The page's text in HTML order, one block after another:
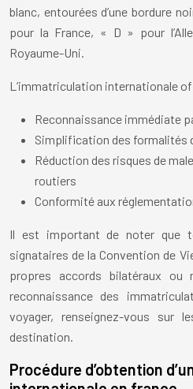
blanc, entourées d’une bordure
pour la France, « D » pour
Royaume-Uni.
L’immatriculation internationale
Reconnaissance immédiate
Simplification des formalités
Réduction des risques de
routiers
Conformité aux
Il est important de noter que
signataires de la Convention de
propres accords bilatéraux ou
reconnaissance des
voyager, renseignez-vous sur
destination.
Procédure d’obtention